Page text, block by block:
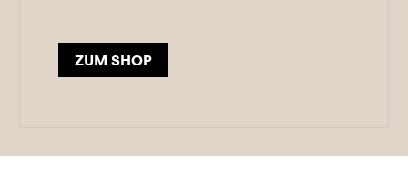
ZUM SHOP